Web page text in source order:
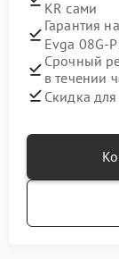
KR сами
Гарантия
Evga 08G-
Срочный
в течении
Скидка